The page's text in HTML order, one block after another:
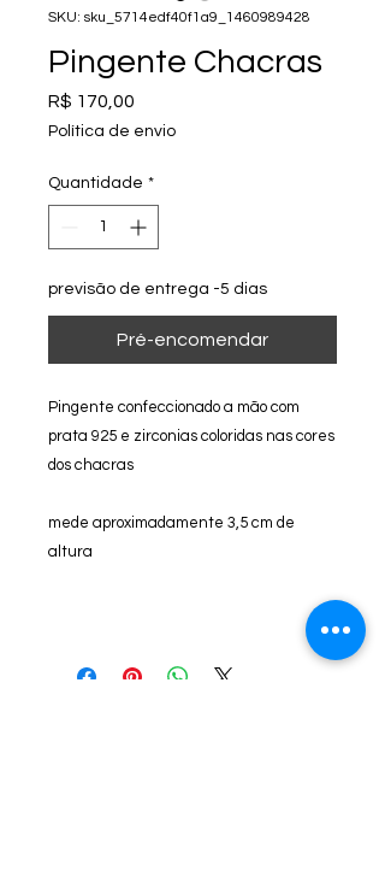
SKU: sku_5714edf40f1a9_1460989428
Pingente Chacras
R$ 170,00
Política de envio
Quantidade *
previsão de entrega -5 dias
Pré-encomendar
Pingente confeccionado a mão com
prata 925 e zirconias coloridas nas cores
dos chacras
mede aproximadamente 3,5 cm de
altura